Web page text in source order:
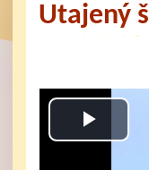
Utajený
Play